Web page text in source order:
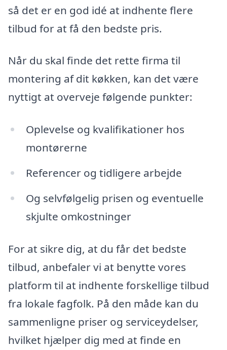
så det er en god idé at indhente flere
tilbud for at få den bedste pris.
Når du skal finde det rette firma til
montering af dit køkken, kan det være
nyttigt at overveje følgende punkter:
Oplevelse og kvalifikationer hos
montørerne
Referencer og tidligere arbejde
Og selvfølgelig prisen og eventuelle
skjulte omkostninger
For at sikre dig, at du får det bedste
tilbud, anbefaler vi at benytte vores
platform til at indhente forskellige tilbud
fra lokale fagfolk. På den måde kan du
sammenligne priser og serviceydelser,
hvilket hjælper dig med at finde en